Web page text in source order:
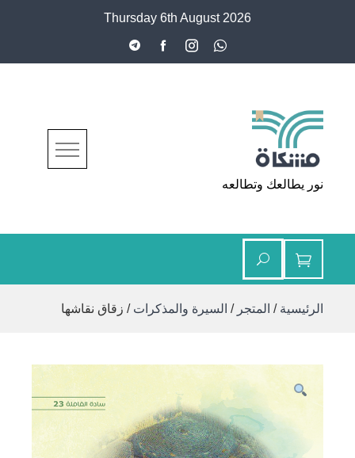
Thursday 6th August 2026
مشكاة
نور يطالعك وتطالعه
الرئيسية / المتجر / السيرة والمذكرات / زقاق نقاشها